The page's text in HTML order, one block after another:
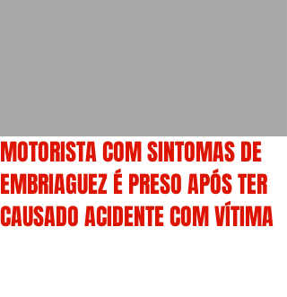
MOTORISTA COM SINTOMAS DE
EMBRIAGUEZ É PRESO APÓS TER
CAUSADO ACIDENTE COM VÍTIMA